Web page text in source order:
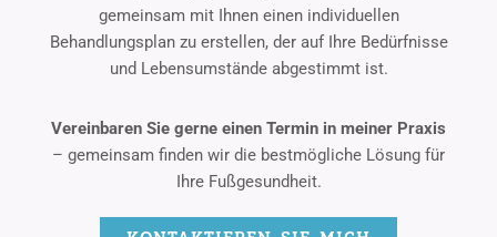
gemeinsam mit Ihnen einen individuellen
Behandlungsplan zu erstellen, der auf Ihre Bedürfnisse
und Lebensumstände abgestimmt ist.
Vereinbaren Sie gerne einen Termin in meiner Praxis
– gemeinsam finden wir die bestmögliche Lösung für
Ihre Fußgesundheit.